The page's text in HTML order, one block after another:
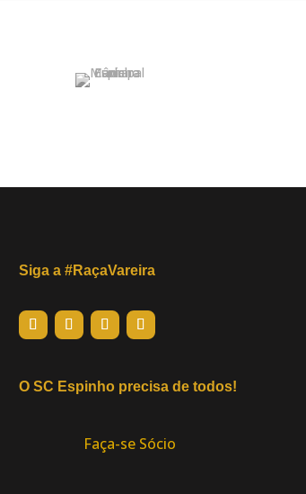
Siga a #RaçaVareira
O SC Espinho precisa de todos!
Faça-se Sócio